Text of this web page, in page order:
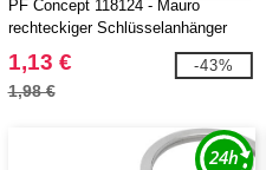
PF Concept 118124 - Mauro
rechteckiger Schlüsselanhänger
aus Buchenholz
1,13 €
1,98 €
-43%